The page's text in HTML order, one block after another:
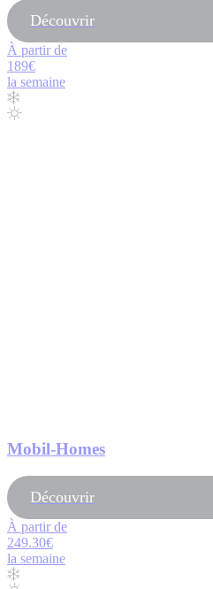
Découvrir
À partir de
189€
la semaine
Mobil-Homes
Découvrir
À partir de
249.30€
la semaine